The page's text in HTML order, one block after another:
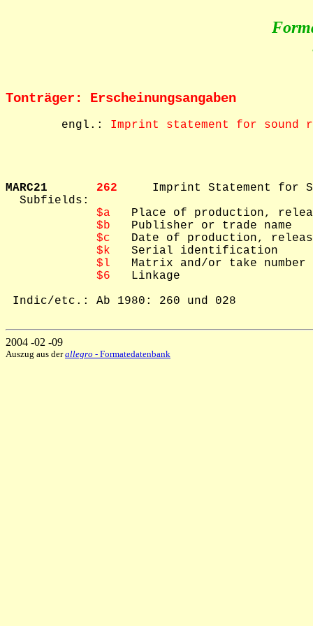
Tonträger: Erscheinungsangaben
        engl.:
Imprint statement for sound
MARC21 262 Imprint Statement for
  Subfields:
$a
Place of production,
$b
   Publisher or trade name
$c
Date of production,
$k
   Serial identification
$l
   Matrix and/or take number
$6
   Linkage
Indic/etc.: Ab 1980: 260 und 028
2004 -02 -09
Auszug aus derallegro - Formatedatenbank